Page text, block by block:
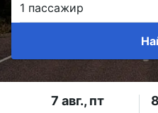
7 авг., пт